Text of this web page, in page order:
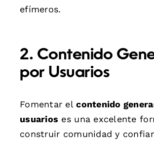
efímeros.
2. Contenido
por Usuarios
Fomentar elcontenido
usuarios es una excelente
construir comunidad y